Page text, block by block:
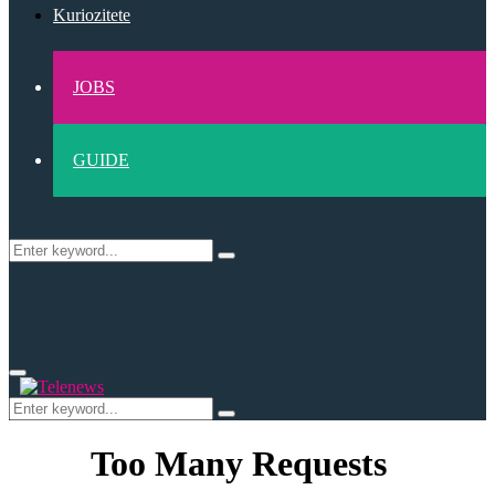
Kuriozitete
JOBS
GUIDE
Search
Search
Primary
Menu
Search
for:
Search